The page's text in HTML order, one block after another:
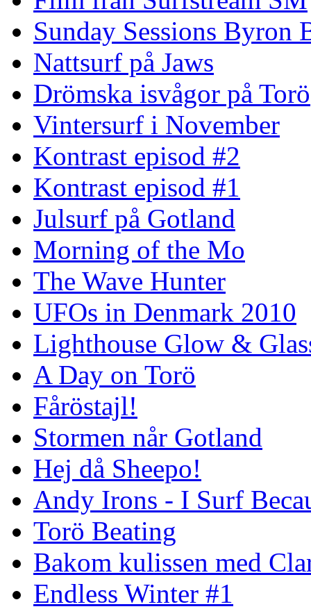
Sunday Sessions Byron
Nattsurf på Jaws
Drömska isvågor på Torö
Vintersurf i November
Kontrast episod #2
Kontrast episod #1
Julsurf på Gotland
Morning of the Mo
The Wave Hunter
UFOs in Denmark 2010
Lighthouse Glow &
A Day on Torö
Fåröstajl!
Stormen når Gotland
Hej då Sheepo!
Andy Irons - I Surf
Torö Beating
Bakom kulissen med
Endless Winter #1